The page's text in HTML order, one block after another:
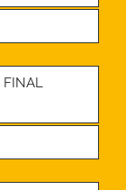
FINAL